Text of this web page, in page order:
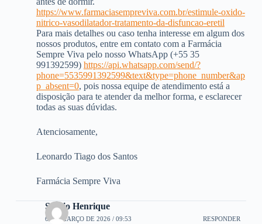
https://www.farmaciasempreviva.com.br/estimule-oxido-
nitrico-vasodilatador-tratamento-da-disfuncao-eretil
Para mais detalhes ou caso tenha interesse em algum dos
nossos produtos, entre em contato com a Farmácia
Sempre Viva pelo nosso WhatsApp (+55 35
991392599) https://api.whatsapp.com/send/?
phone=5535991392599&text&type=phone_number&ap
p_absent=0, pois nossa equipe de atendimento está a
disposição para te atender da melhor forma, e esclarecer
todas as suas dúvidas.
Atenciosamente,
Leonardo Tiago dos Santos
Farmácia Sempre Viva
Sergio Henrique
6 DE MARÇO DE 2026 / 09:53 RESPONDER